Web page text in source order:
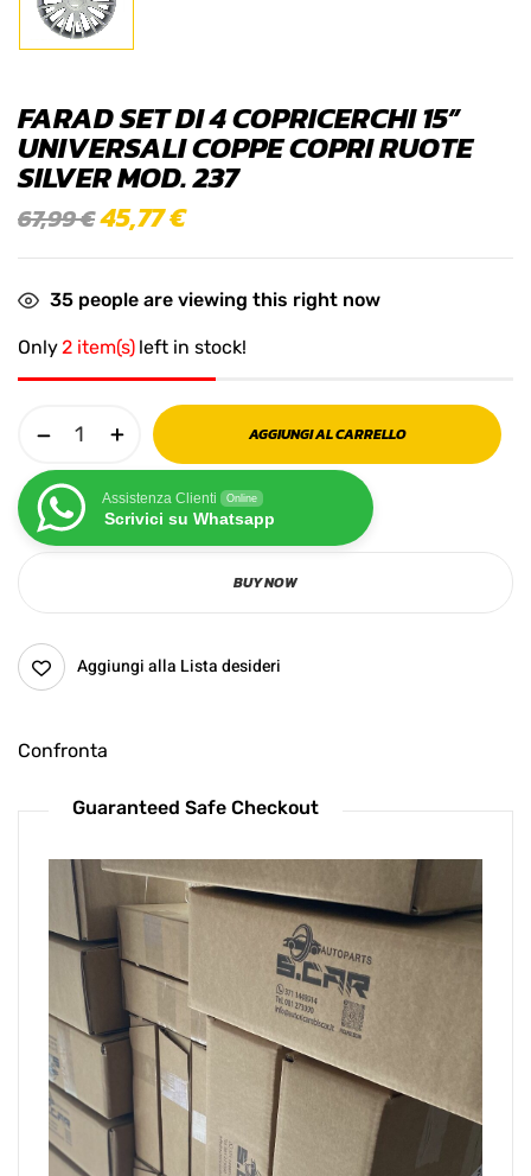
FARAD SET DI 4 COPRICERCHI 15”
UNIVERSALI COPPE COPRI RUOTE
SILVER MOD. 237
67,99€45,77€
35 people are viewing this right now
Only2 item(s) left in stock!
AGGIUNGI AL CARRELLO
Assistenza Clienti Online
Scrivici su Whatsapp
BUY NOW
Aggiungi alla Lista desideri
Confronta
Guaranteed Safe Checkout